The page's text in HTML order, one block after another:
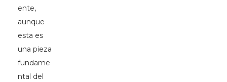
ente,
aunque
esta es
una pieza
fundame
ntal del